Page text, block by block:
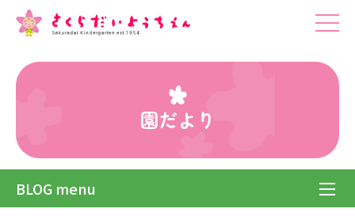
園だより
BLOG menu